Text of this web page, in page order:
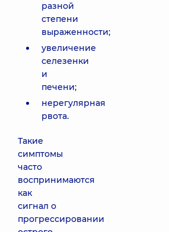
разной
степени
выраженности;
увеличение
селезенки
и
печени;
нерегулярная
рвота.
Такие
симптомы
часто
воспринимаются
как
сигнал о
прогрессировании